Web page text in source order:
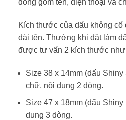
dòng gồm tên, điện thoại và
Kích thước của dấu không cố
dài tên. Thường khi đặt làm
được tư vấn 2 kích thước như
Size 38 x 14mm (dấu
chữ, nội dung 2 dòng.
Size 47 x 18mm (dấu
dung 3 dòng.